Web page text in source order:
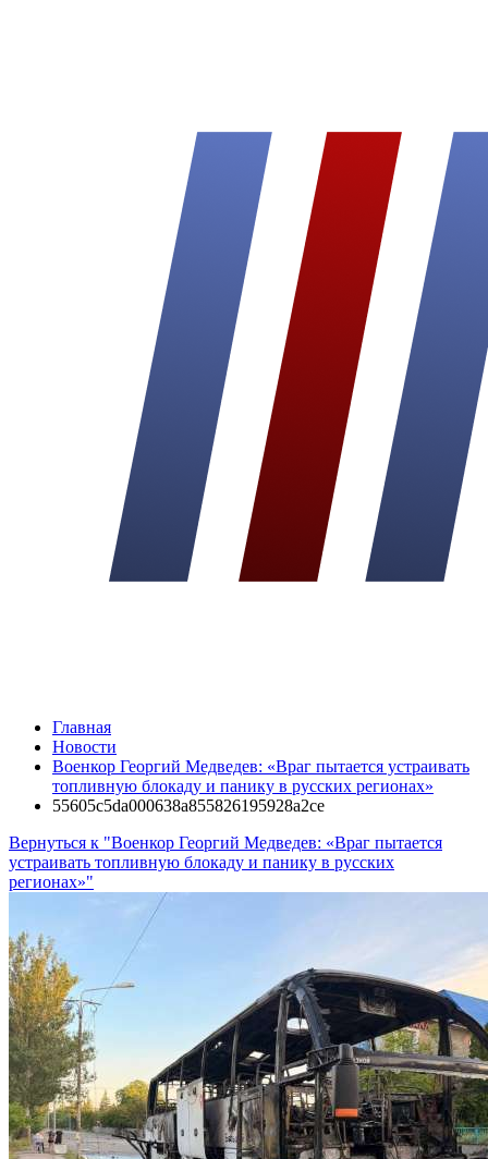
Главная
Новости
Военкор Георгий Медведев: «Враг пытается устраивать
топливную блокаду и панику в русских регионах»
55605c5da000638a855826195928a2ce
Вернуться к "Военкор Георгий Медведев: «Враг пытается
устраивать топливную блокаду и панику в русских
регионах»"